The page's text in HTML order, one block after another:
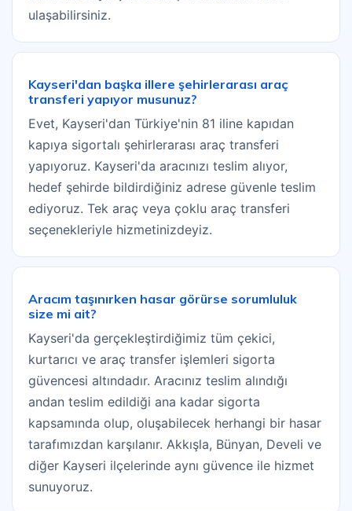
ulaşabilirsiniz.
Kayseri'dan başka illere şehirlerarası araç
transferi yapıyor musunuz?
Evet, Kayseri'dan Türkiye'nin 81 iline kapıdan
kapıya sigortalı şehirlerarası araç transferi
yapıyoruz. Kayseri'da aracınızı teslim alıyor,
hedef şehirde bildirdiğiniz adrese güvenle teslim
ediyoruz. Tek araç veya çoklu araç transferi
seçenekleriyle hizmetinizdeyiz.
Aracım taşınırken hasar görürse sorumluluk
size mi ait?
Kayseri'da gerçekleştirdiğimiz tüm çekici,
kurtarıcı ve araç transfer işlemleri sigorta
güvencesi altındadır. Aracınız teslim alındığı
andan teslim edildiği ana kadar sigorta
kapsamında olup, oluşabilecek herhangi bir hasar
tarafımızdan karşılanır. Akkışla, Bünyan, Develi ve
diğer Kayseri ilçelerinde aynı güvence ile hizmet
sunuyoruz.